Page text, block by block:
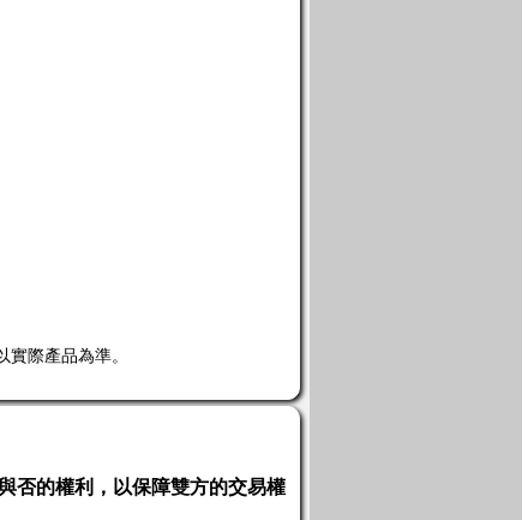
際產品為準。
否的權利，以保障雙方的交易權